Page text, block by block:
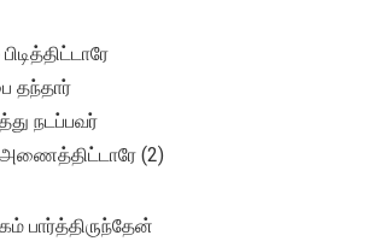
தந்தார்
நடப்பவர்
(2)
பார்த்திருந்தேன்